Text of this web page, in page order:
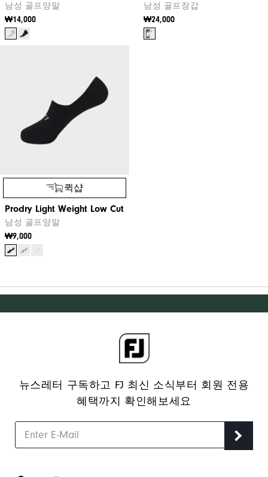
남성 골프양말
₩14,000
남성 골프장갑
₩24,000
퀵샵
Prodry Light Weight Low Cut
남성 골프양말
₩9,000
뉴스레터 구독하고 FJ 최신 소식부터 회원 전용
혜택까지 확인해보세요